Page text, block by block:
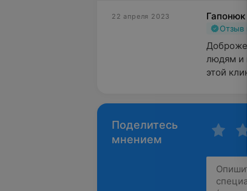
22 апреля 2023
Отзыв
людям и
этой
Поделитесь
мнением